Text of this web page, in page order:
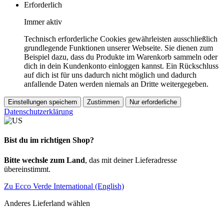
Erforderlich
Immer aktiv
Technisch erforderliche Cookies gewährleisten ausschließlich
grundlegende Funktionen unserer Webseite. Sie dienen zum
Beispiel dazu, dass du Produkte im Warenkorb sammeln oder
dich in dein Kundenkonto einloggen kannst. Ein Rückschluss
auf dich ist für uns dadurch nicht möglich und dadurch
anfallende Daten werden niemals an Dritte weitergegeben.
Einstellungen speichern Zustimmen Nur erforderliche
Datenschutzerklärung
Bist du im richtigen Shop?
Bitte wechsle zum Land, das mit deiner Lieferadresse
übereinstimmt.
Zu Ecco Verde International (English)
Anderes Lieferland wählen